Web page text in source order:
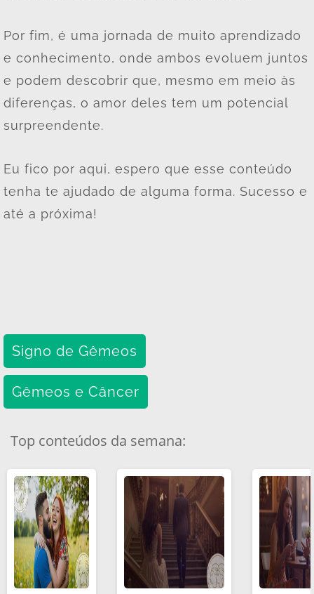
Por fim, é uma jornada de muito aprendizado
e conhecimento, onde ambos evoluem juntos
e podem descobrir que, mesmo em meio às
diferenças, o amor deles tem um potencial
surpreendente.
Eu fico por aqui, espero que esse conteúdo
tenha te ajudado de alguma forma. Sucesso e
até a próxima!
Signo de Gêmeos
Gêmeos e Câncer
Top conteúdos da semana: